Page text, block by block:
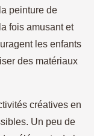
peinture de
fois amusant et
les enfants
des matériaux
créatives en
Un peu de